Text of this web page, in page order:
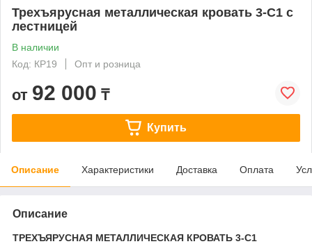
Трехъярусная металлическая кровать 3-С1 с
лестницей
В наличии
Код: КР19
Опт и розница
от 92 000 ₸
Купить
Описание Характеристики Доставка Оплата
Описание
ТРЕХЪЯРУСНАЯ МЕТАЛЛИЧЕСКАЯ КРОВАТЬ 3-С1